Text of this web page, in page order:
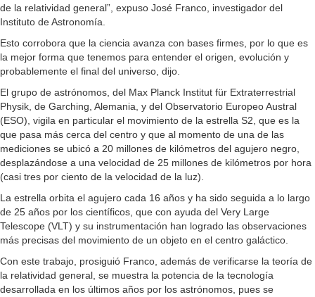
de la relatividad general”, expuso José Franco, investigador del
Instituto de Astronomía.
Esto corrobora que la ciencia avanza con bases firmes, por lo que es
la mejor forma que tenemos para entender el origen, evolución y
probablemente el final del universo, dijo.
El grupo de astrónomos, del Max Planck Institut für Extraterrestrial
Physik, de Garching, Alemania, y del Observatorio Europeo Austral
(ESO), vigila en particular el movimiento de la estrella S2, que es la
que pasa más cerca del centro y que al momento de una de las
mediciones se ubicó a 20 millones de kilómetros del agujero negro,
desplazándose a una velocidad de 25 millones de kilómetros por hora
(casi tres por ciento de la velocidad de la luz).
La estrella orbita el agujero cada 16 años y ha sido seguida a lo largo
de 25 años por los científicos, que con ayuda del Very Large
Telescope (VLT) y su instrumentación han logrado las observaciones
más precisas del movimiento de un objeto en el centro galáctico.
Con este trabajo, prosiguió Franco, además de verificarse la teoría de
la relatividad general, se muestra la potencia de la tecnología
desarrollada en los últimos años por los astrónomos, pues se